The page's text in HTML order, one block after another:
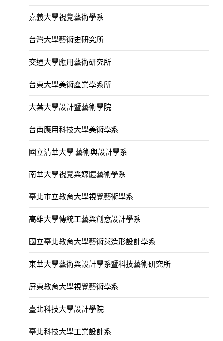
嘉義大學視覺藝術學系
台灣大學藝術史研究所
交通大學應用藝術研究所
台東大學美術產業學系所
大葉大學設計暨藝術學院
台南應用科技大學美術學系
國立清華大學 藝術與設計學系
南華大學視覺與媒體藝術學系
臺北市立教育大學視覺藝術學系
高雄大學傳統工藝與創意設計學系
國立臺北教育大學藝術與造形設計學系
東華大學藝術與設計學系暨科技藝術研究所
屏東教育大學視覺藝術學系
臺北科技大學設計學院
臺北科技大學工業設計系